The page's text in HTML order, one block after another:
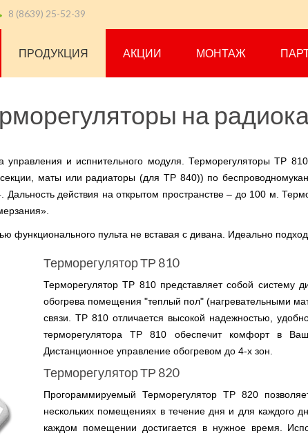
8 (8639) 25-52-39
ПРОДУКЦИЯ АКЦИИ МОНТАЖ
на
управления и испнительного модуля. Терморегуляторы ТР
маты или радиаторы (для ТР 840)) по
действия на открытом пространстве – до 100 м.
функционального пульта не вставая с дивана. Идеально
Терморегулятор ТР 810
Терморегулятор ТР 810 представляет собой систему
обогрева помещения "теплый пол" (нагревательными
связи. ТР 810 отличается высокой надежностью,
терморегулятора ТР 810 обеспечит комфорт в
Дистанционное управление обогревом до 4-х зон.
Терморегулятор ТР 820
Прогораммируемый Терморегулятор ТР 820
нескольких помещениях в течение дня и для каждого
каждом помещении достигается в нужное время.